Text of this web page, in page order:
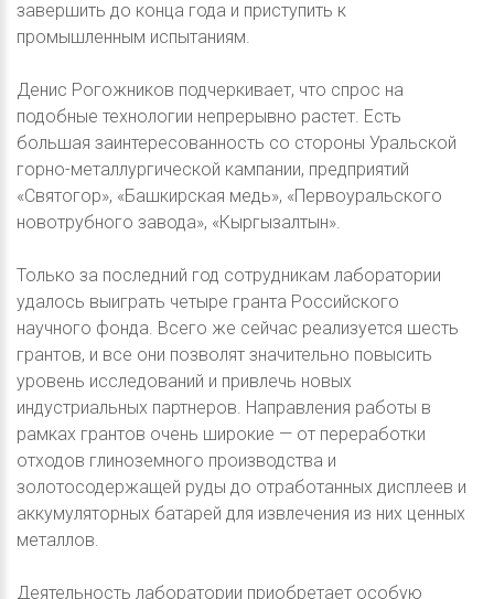
завершить до конца года и приступить к
промышленным испытаниям.
Денис Рогожников подчеркивает, что спрос на
подобные технологии непрерывно растет. Есть
большая заинтересованность со стороны Уральской
горно-металлургической кампании, предприятий
«Святогор», «Башкирская медь», «Первоуральского
новотрубного завода», «Кыргызалтын».
Только за последний год сотрудникам лаборатории
удалось выиграть четыре гранта Российского
научного фонда. Всего же сейчас реализуется шесть
грантов, и все они позволят значительно повысить
уровень исследований и привлечь новых
индустриальных партнеров. Направления работы в
рамках грантов очень широкие — от переработки
отходов глиноземного производства и
золотосодержащей руды до отработанных дисплеев и
аккумуляторных батарей для извлечения из них ценных
металлов.
Деятельность лаборатории приобретает особую